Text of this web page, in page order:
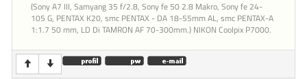
(Sony A7 III, Samyang 35 f/2.8, Sony fe 50 2.8 Makro, Sony fe 24-
105 G, PENTAX K20, smc PENTAX - DA 18-55mm AL, smc PENTAX-A
1:1.7 50 mm, LD Di TAMRON AF 70-300mm.) NIKON Coolpix P7000.